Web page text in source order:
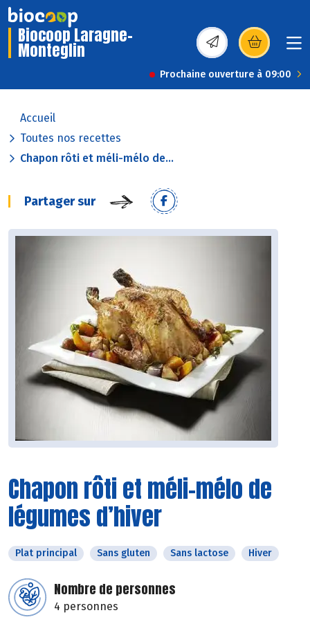
Biocoop Laragne-
Monteglin (s’ouvre dans une
Prochaine ouverture à 09:00
Accueil
Toutes nos recettes
Chapon rôti et méli-mélo de...
Partager sur
Chapon rôti et méli-mélo de
légumes d’hiver
Plat principal Sans gluten Sans lactose Hiver
Nombre de personnes
4 personnes